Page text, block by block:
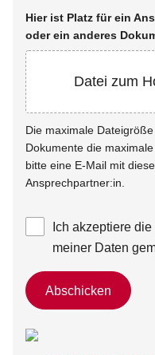
Hier ist Platz für ein
oder ein anderes
Datei zum
Die maximale
Dokumente die
bitte eine E-Mail mit
Ansprechpartner:in.
Ich akzeptiere
meiner Daten
Abschicken